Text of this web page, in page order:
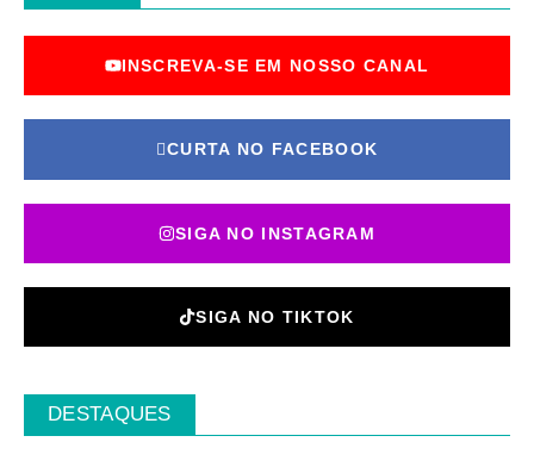
INSCREVA-SE EM NOSSO CANAL
CURTA NO FACEBOOK
SIGA NO INSTAGRAM
SIGA NO TIKTOK
DESTAQUES